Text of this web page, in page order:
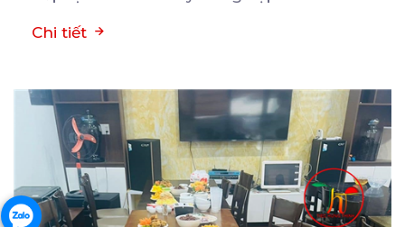
Chi tiết